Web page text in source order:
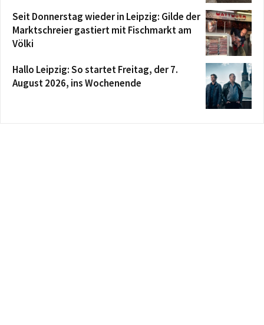
Seit Donnerstag wieder in Leipzig: Gilde der
Marktschreier gastiert mit Fischmarkt am
Völki
Hallo Leipzig: So startet Freitag, der 7.
August 2026, ins Wochenende